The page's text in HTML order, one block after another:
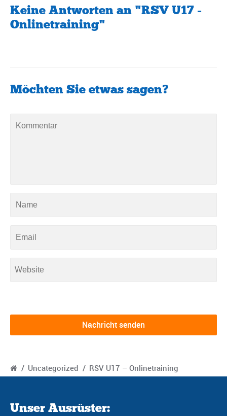
Keine Antworten an "RSV U17 -
Onlinetraining"
Möchten Sie etwas sagen?
/ Uncategorized / RSV U17 – Onlinetraining
Unser Ausrüster: